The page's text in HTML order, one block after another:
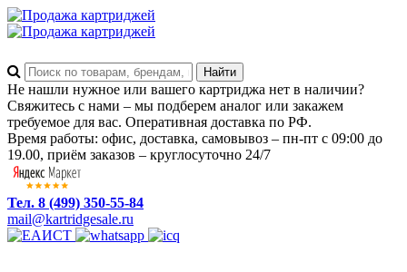
Не нашли нужное или вашего картриджа нет в наличии?
Свяжитесь с нами – мы подберем аналог или закажем
требуемое для вас. Оперативная доставка по РФ.
Время работы: офис, доставка, самовывоз – пн-пт с 09:00 до
19.00, приём заказов – круглосуточно 24/7
Тел. 8 (499) 350-55-84
mail@kartridgesale.ru